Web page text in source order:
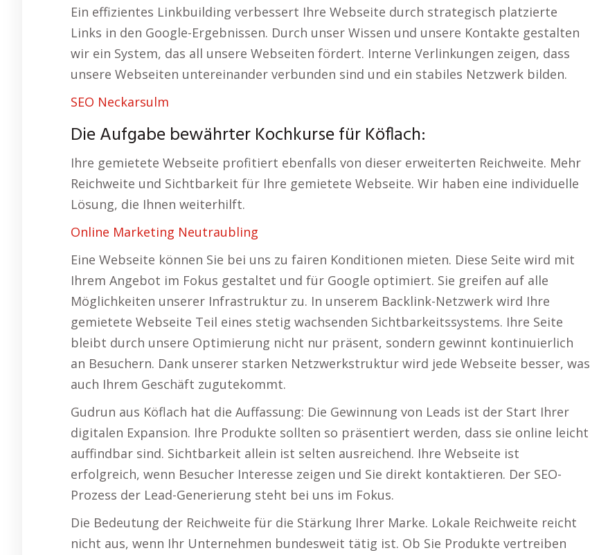
Ein effizientes Linkbuilding verbessert Ihre Webseite durch strategisch platzierte
Links in den Google-Ergebnissen. Durch unser Wissen und unsere Kontakte gestalten
wir ein System, das all unsere Webseiten fördert. Interne Verlinkungen zeigen, dass
unsere Webseiten untereinander verbunden sind und ein stabiles Netzwerk bilden.
SEO Neckarsulm
Die Aufgabe bewährter Kochkurse für Köflach:
Ihre gemietete Webseite profitiert ebenfalls von dieser erweiterten Reichweite. Mehr
Reichweite und Sichtbarkeit für Ihre gemietete Webseite. Wir haben eine individuelle
Lösung, die Ihnen weiterhilft.
Online Marketing Neutraubling
Eine Webseite können Sie bei uns zu fairen Konditionen mieten. Diese Seite wird mit
Ihrem Angebot im Fokus gestaltet und für Google optimiert. Sie greifen auf alle
Möglichkeiten unserer Infrastruktur zu. In unserem Backlink-Netzwerk wird Ihre
gemietete Webseite Teil eines stetig wachsenden Sichtbarkeitssystems. Ihre Seite
bleibt durch unsere Optimierung nicht nur präsent, sondern gewinnt kontinuierlich
an Besuchern. Dank unserer starken Netzwerkstruktur wird jede Webseite besser, was
auch Ihrem Geschäft zugutekommt.
Gudrun aus Köflach hat die Auffassung: Die Gewinnung von Leads ist der Start Ihrer
digitalen Expansion. Ihre Produkte sollten so präsentiert werden, dass sie online leicht
auffindbar sind. Sichtbarkeit allein ist selten ausreichend. Ihre Webseite ist
erfolgreich, wenn Besucher Interesse zeigen und Sie direkt kontaktieren. Der SEO-
Prozess der Lead-Generierung steht bei uns im Fokus.
Die Bedeutung der Reichweite für die Stärkung Ihrer Marke. Lokale Reichweite reicht
nicht aus, wenn Ihr Unternehmen bundesweit tätig ist. Ob Sie Produkte vertreiben